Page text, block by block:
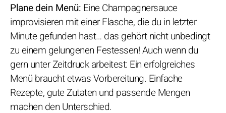
Plane dein Menü: Eine Champagnersauce
improvisieren mit einer Flasche, die du in letzter
Minute gefunden hast… das gehört nicht unbedingt
zu einem gelungenen Festessen! Auch wenn du
gern unter Zeitdruck arbeitest: Ein erfolgreiches
Menü braucht etwas Vorbereitung. Einfache
Rezepte, gute Zutaten und passende Mengen
machen den Unterschied.